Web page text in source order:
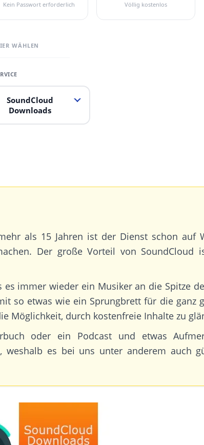
Kein Passwort erforderlich Völlig kostenlos
WÄHLEN
SoundCloud
Downloads
als 15 Jahren ist der Dienst schon auf
Der große Vorteil von SoundCloud
immer wieder ein Musiker an die Spitze
so etwas wie ein Sprungbrett für die ganz
Möglichkeit, durch kostenfreie Inhalte zu
oder ein Podcast und etwas
weshalb es bei uns unter anderem auch